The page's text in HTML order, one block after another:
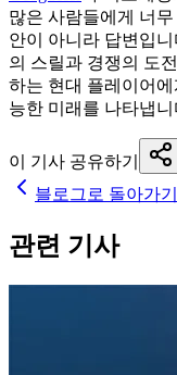
많은 사람들에게 너
안이 아니라 답변입
의 스릴과 경쟁의 도
하는 현대 플레이어에
능한 미래를 나타냅니
이 기사 공유하기
블로그로 돌아가기
관련 기사